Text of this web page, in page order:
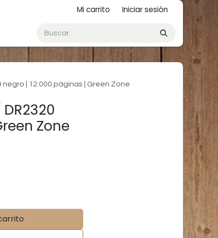
Mi carrito Iniciar sesión
| 12.000 páginas | Green Zone
Zone